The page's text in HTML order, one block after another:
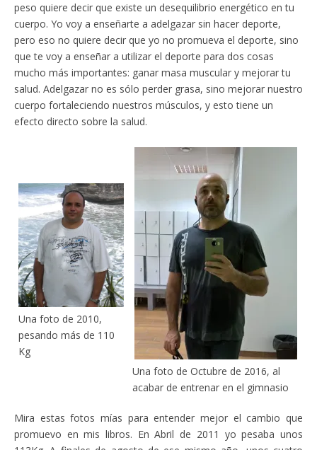
peso quiere decir que existe un desequilibrio energético en tu
cuerpo. Yo voy a enseñarte a adelgazar sin hacer deporte,
pero eso no quiere decir que yo no promueva el deporte, sino
que te voy a enseñar a utilizar el deporte para dos cosas
mucho más importantes: ganar masa muscular y mejorar tu
salud. Adelgazar no es sólo perder grasa, sino mejorar nuestro
cuerpo fortaleciendo nuestros músculos, y esto tiene un
efecto directo sobre la salud.
Una foto de 2010,
pesando más de 110
Kg
Una foto de Octubre de 2016, al
acabar de entrenar en el gimnasio
Mira estas fotos mías para entender mejor el cambio que
promuevo en mis libros. En Abril de 2011 yo pesaba unos